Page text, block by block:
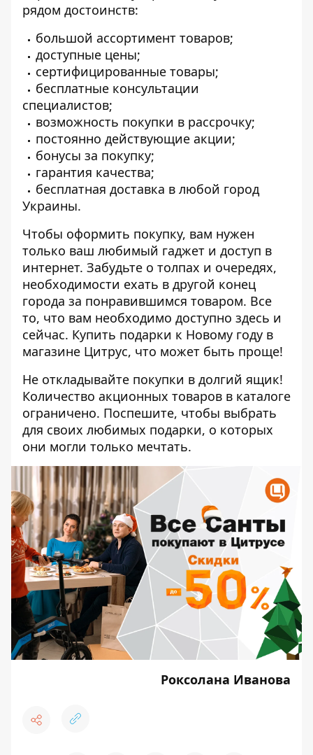
рядом достоинств:
большой ассортимент товаров;
доступные цены;
сертифицированные товары;
бесплатные консультации
специалистов;
возможность покупки в рассрочку;
постоянно действующие акции;
бонусы за покупку;
гарантия качества;
бесплатная доставка в любой город
Украины.
Чтобы оформить покупку, вам нужен
только ваш любимый гаджет и доступ в
интернет. Забудьте о толпах и очередях,
необходимости ехать в другой конец
города за понравившимся товаром. Все
то, что вам необходимо доступно здесь и
сейчас. Купить подарки к Новому году в
магазине Цитрус, что может быть проще!
Не откладывайте покупки в долгий ящик!
Количество акционных товаров в каталоге
ограничено. Поспешите, чтобы выбрать
для своих любимых подарки, о которых
они могли только мечтать.
Роксолана Иванова